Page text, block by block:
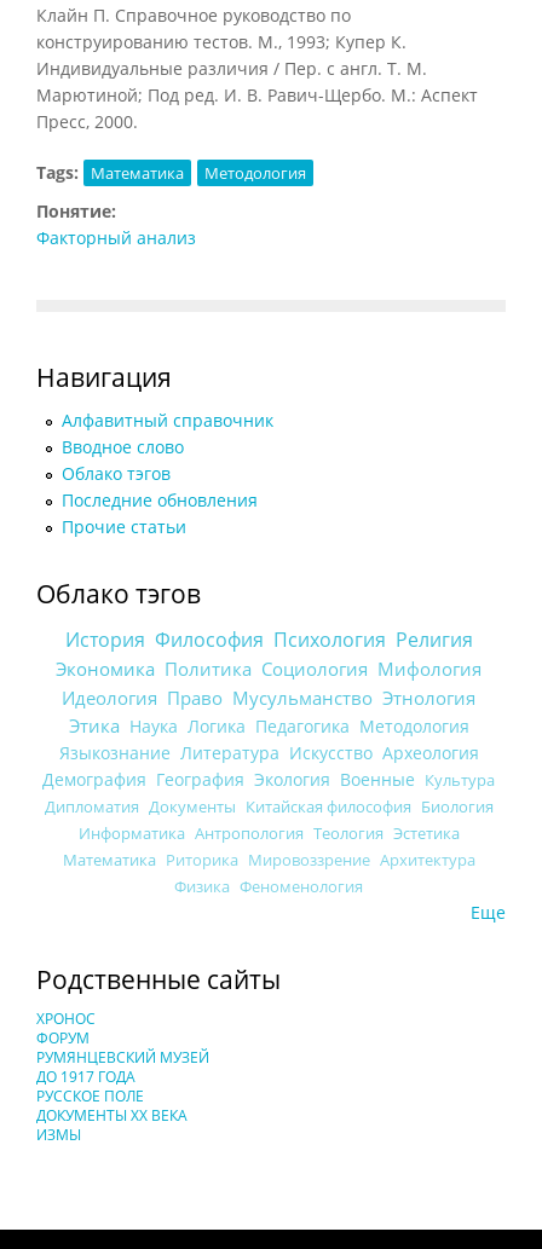
Клайн П. Справочное руководство по
конструированию тестов. М., 1993; Купер К.
Индивидуальные различия / Пер. с англ. Т. М.
Марютиной; Под ред. И. В. Равич-Щербо. М.: Аспект
Пресс, 2000.
Tags: Математика Методология
Понятие:
Факторный анализ
Навигация
Алфавитный справочник
Вводное слово
Облако тэгов
Последние обновления
Прочие статьи
Облако тэгов
История Философия Психология Религия
Экономика Политика Социология Мифология
Идеология Право Мусульманство Этнология
Этика Наука Логика Педагогика Методология
Языкознание Литература Искусство Археология
Демография География Экология Военные Культура
Дипломатия Документы Китайская философия Биология
Информатика Антропология Теология Эстетика
Математика Риторика Мировоззрение Архитектура
Физика Феноменология
Еще
Родственные сайты
ХРОНОС
ФОРУМ
РУМЯНЦЕВСКИЙ МУЗЕЙ
ДО 1917 ГОДА
РУССКОЕ ПОЛЕ
ДОКУМЕНТЫ XX ВЕКА
ИЗМЫ